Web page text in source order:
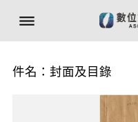
件名：封面及目錄